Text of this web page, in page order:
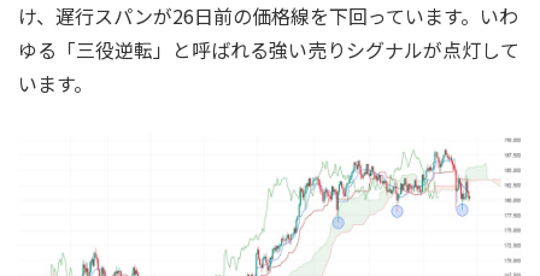
け、遅行スパンが26日前の価格線を下回っています。いわ
ゆる「三役逆転」と呼ばれる強い売りシグナルが点灯して
います。